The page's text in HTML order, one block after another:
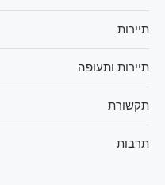
תיירות
תיירות ותעופה
תקשורת
תרבות